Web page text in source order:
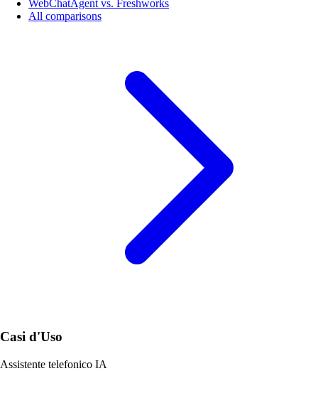
WebChatAgent vs. Freshworks
All comparisons
Casi d'Uso
Assistente telefonico IA